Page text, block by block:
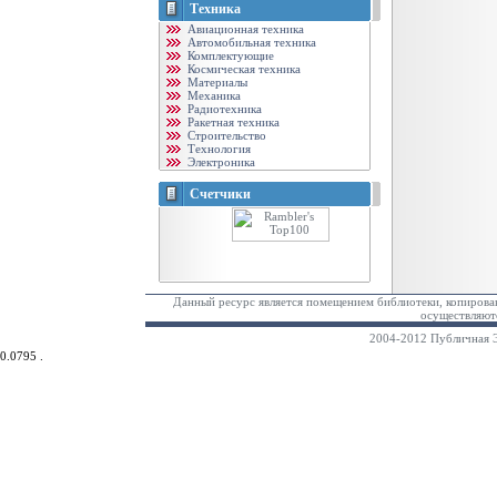
Техника
Авиационная техника
Автомобильная техника
Комплектующие
Космическая техника
Материалы
Механика
Радиотехника
Ракетная техника
Строительство
Технология
Электроника
Счетчики
Данный ресурс является помещением библиотеки,
2004-2012 Публичная
0.0795 .